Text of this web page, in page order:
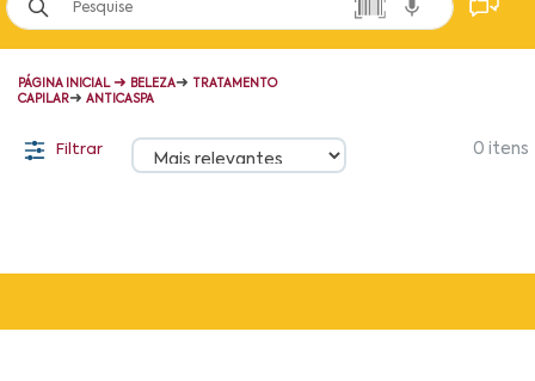
Alagoas
Bahia
Pernambuco
PÁGINA INICIAL ➜ BELEZA➜
TRATAMENTO
CAPILAR➜ ANTICASPA
Filtrar 0 itens